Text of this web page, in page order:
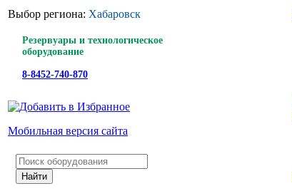
Выбор региона: Хабаровск
Резервуары и технологическое
оборудование
8-8452-740-870
Мобильная версия сайта